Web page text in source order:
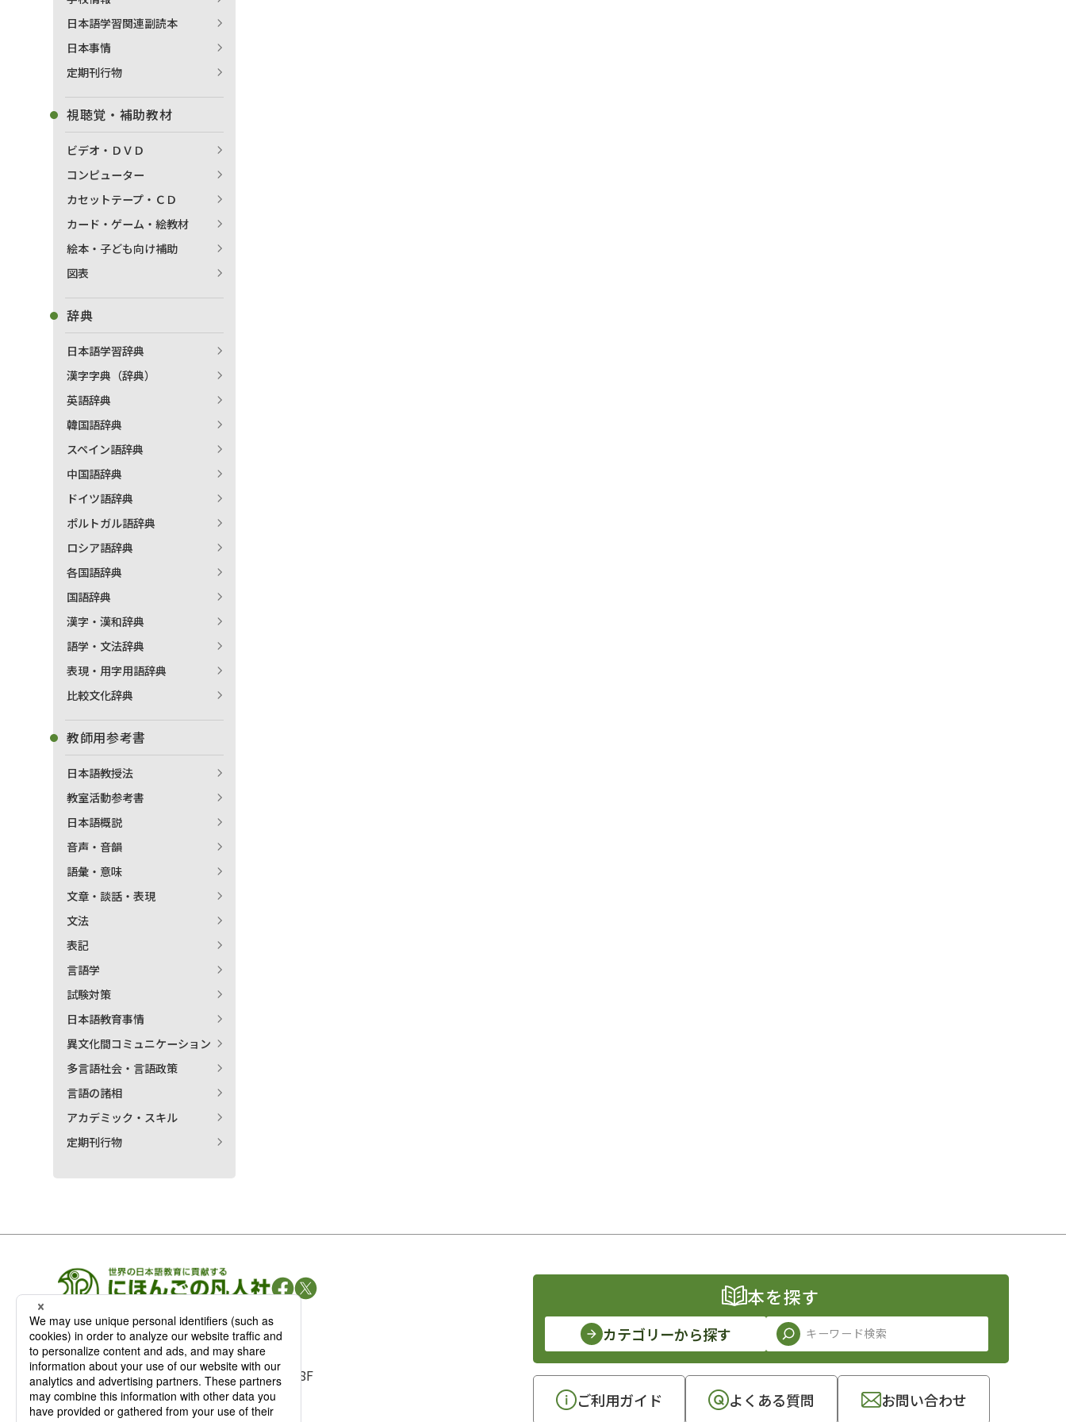
日本語学習関連副読本
日本事情
定期刊行物
視聴覚・補助教材
ビデオ・ＤＶＤ
コンピューター
カセットテープ・ＣＤ
カード・ゲーム・絵教材
絵本・子ども向け補助
図表
辞典
日本語学習辞典
漢字字典（辞典）
英語辞典
韓国語辞典
スペイン語辞典
中国語辞典
ドイツ語辞典
ポルトガル語辞典
ロシア語辞典
各国語辞典
国語辞典
漢字・漢和辞典
語学・文法辞典
表現・用字用語辞典
比較文化辞典
教師用参考書
日本語教授法
教室活動参考書
日本語概説
音声・音韻
語彙・意味
文章・談話・表現
文法
表記
言語学
試験対策
日本語教育事情
異文化間コミュニケーション
多言語社会・言語政策
言語の諸相
アカデミック・スキル
定期刊行物
凡人社の出版情報
〒102-0093 東京都千代田区平河町 1-3-13 8F
TEL：03-3263-3959／FAX：03-3263-3116
本を探す
カテゴリーから探す
ご利用ガイド よくある質問 お問い合わせ